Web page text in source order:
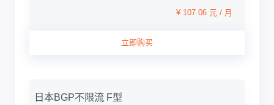
¥ 107.06 元 / 月
立即购买
日本BGP不限流 F型